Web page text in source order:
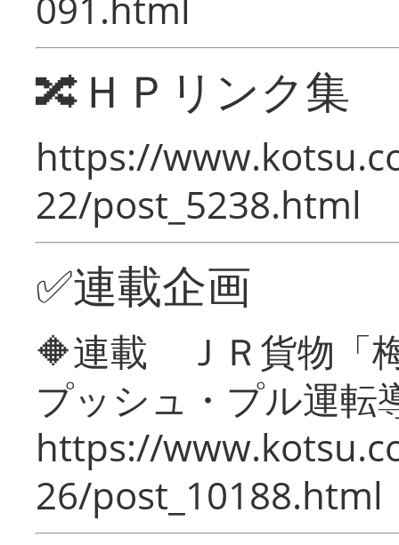
🔀ＨＰリンク集
https://
22/post_5238.html
✅連載企画
🔶連載 ＪＲ貨物「
プッシュ・プル運転
https://
26/post_10188.html